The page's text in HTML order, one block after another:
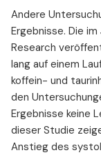
Andere
Ergebnisse. Die
Research
lang auf einem
koffein- und
den
Ergebnisse keine
dieser Studie
Anstieg des